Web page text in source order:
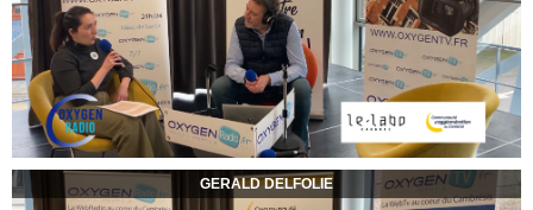
GERALD DELFOLIE